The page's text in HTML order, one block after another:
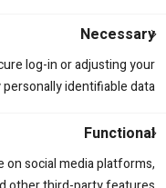
תוכן מותאם ולנתח
לכך.
Necessary
log-in or adjusting your
identifiable data.
Functional
social media platforms,